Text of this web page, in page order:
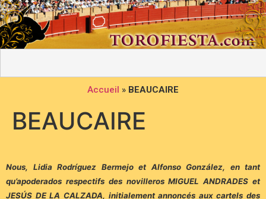
Accueil » BEAUCAIRE
BEAUCAIRE
Nous, Lidia Rodríguez Bermejo et Alfonso González, en tant
qu’apoderados respectifs des novilleros MIGUEL ANDRADES et
JESÚS DE LA CALZADA, initialement annoncés aux cartels des